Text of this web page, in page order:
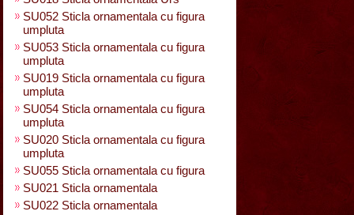
SU052 Sticla ornamentala cu figura
umpluta
SU053 Sticla ornamentala cu figura
umpluta
SU019 Sticla ornamentala cu figura
umpluta
SU054 Sticla ornamentala cu figura
umpluta
SU020 Sticla ornamentala cu figura
umpluta
SU055 Sticla ornamentala cu figura
SU021 Sticla ornamentala
SU022 Sticla ornamentala